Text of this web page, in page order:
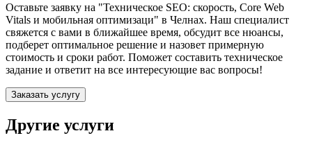
Оставьте заявку на "Техническое SEO: скорость, Core Web
Vitals и мобильная оптимизаци" в Челнах. Наш специалист
свяжется с вами в ближайшее время, обсудит все нюансы,
подберет оптимальное решение и назовет примерную
стоимость и сроки работ. Поможет составить техническое
задание и ответит на все интересующие вас вопросы!
Заказать услугу
Другие услуги